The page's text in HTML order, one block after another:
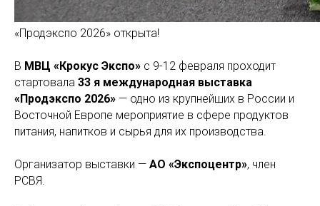
«Продэкспо 2026» открыта!
В МВЦ «Крокус Экспо» с 9-12 февраля проходит
стартовала 33 я международная выставка
«Продэкспо 2026» — одно из крупнейших в России и
Восточной Европе мероприятие в сфере продуктов
питания, напитков и сырья для их производства.
Организатор выставки — АО «Экспоцентр», член
РСВЯ.